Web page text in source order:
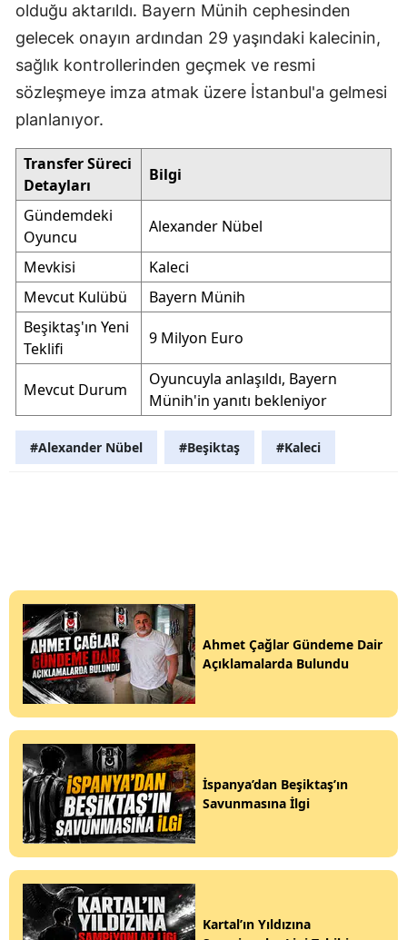
olduğu aktarıldı. Bayern Münih cephesinden
gelecek onayın ardından 29 yaşındaki kalecinin,
sağlık kontrollerinden geçmek ve resmi
sözleşmeye imza atmak üzere İstanbul'a gelmesi
planlanıyor.
Transfer Süreci
Detayları
Bilgi
Gündemdeki
Oyuncu
Alexander Nübel
Mevkisi
Kaleci
Mevcut Kulübü
Bayern Münih
Beşiktaş'ın Yeni
Teklifi
9 Milyon Euro
Mevcut Durum
Oyuncuyla anlaşıldı, Bayern
Münih'in yanıtı bekleniyor
#Alexander Nübel #Beşiktaş #Kaleci
Ahmet Çağlar Gündeme Dair
Açıklamalarda Bulundu
İspanya’dan Beşiktaş’ın
Savunmasına İlgi
Kartal’ın Yıldızına